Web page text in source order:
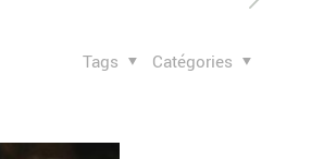
Catégories
Tags